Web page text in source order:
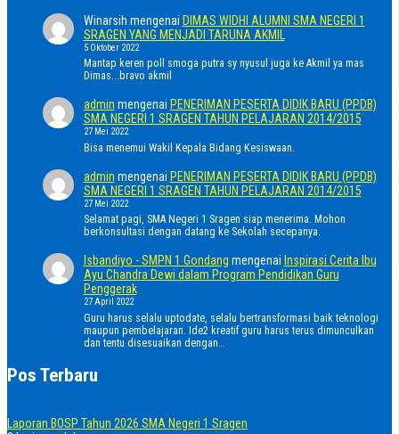
Winarsih mengenai DIMAS WIDHI ALUMNI SMA NEGERI 1
SRAGEN YANG MENJADI TARUNA AKMIL
5 Oktober 2022
Mantap keren poll smoga putra sy nyusul juga ke Akmil ya mas
Dimas...bravo akmil
admin mengenai PENERIMAN PESERTA DIDIK BARU (PPDB)
SMA NEGERI 1 SRAGEN TAHUN PELAJARAN 2014/2015
27 Mei 2022
Bisa menemui Wakil Kepala Bidang Kesiswaan.
admin mengenai PENERIMAN PESERTA DIDIK BARU (PPDB)
SMA NEGERI 1 SRAGEN TAHUN PELAJARAN 2014/2015
27 Mei 2022
Selamat pagi, SMA Negeri 1 Sragen siap menerima. Mohon
berkonsultasi dengan datang ke Sekolah secepanya.
Isbandiyo - SMPN 1 Gondang mengenai Inspirasi Cerita Ibu
Ayu Chandra Dewi dalam Program Pendidikan Guru
Penggerak
27 April 2022
Guru harus selalu uptodate, selalu bertransformasi baik teknologi
maupun pembelajaran. Ide2 kreatif guru harus terus dimunculkan
dan tentu disesuaikan dengan…
Pos Terbaru
Laporan BOSP Tahun 2026 SMA Negeri 1 Sragen